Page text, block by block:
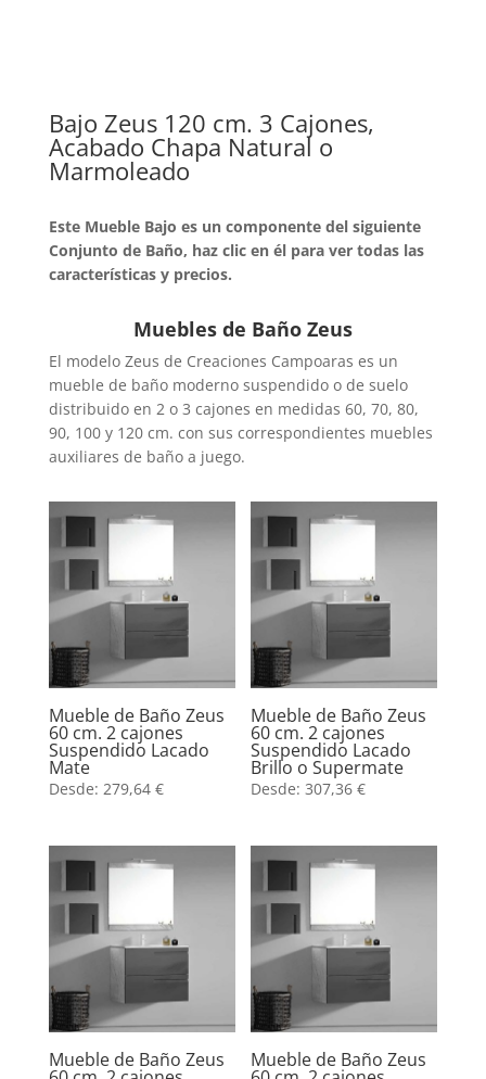
Bajo Zeus 120 cm. 3 Cajones,
Acabado Chapa Natural o
Marmoleado
Este Mueble Bajo es un componente del siguiente
Conjunto de Baño, haz clic en él para ver todas las
características y precios.
Muebles de Baño Zeus
El modelo Zeus de Creaciones Campoaras es un
mueble de baño moderno suspendido o de suelo
distribuido en 2 o 3 cajones en medidas 60, 70, 80,
90, 100 y 120 cm. con sus correspondientes muebles
auxiliares de baño a juego.
Mueble de Baño Zeus
60 cm. 2 cajones
Suspendido Lacado
Mate
Desde: 279,64 €
Mueble de Baño Zeus
60 cm. 2 cajones
Suspendido Lacado
Brillo o Supermate
Desde:307,36€
Mueble de Baño Zeus Mueble de Baño Zeus